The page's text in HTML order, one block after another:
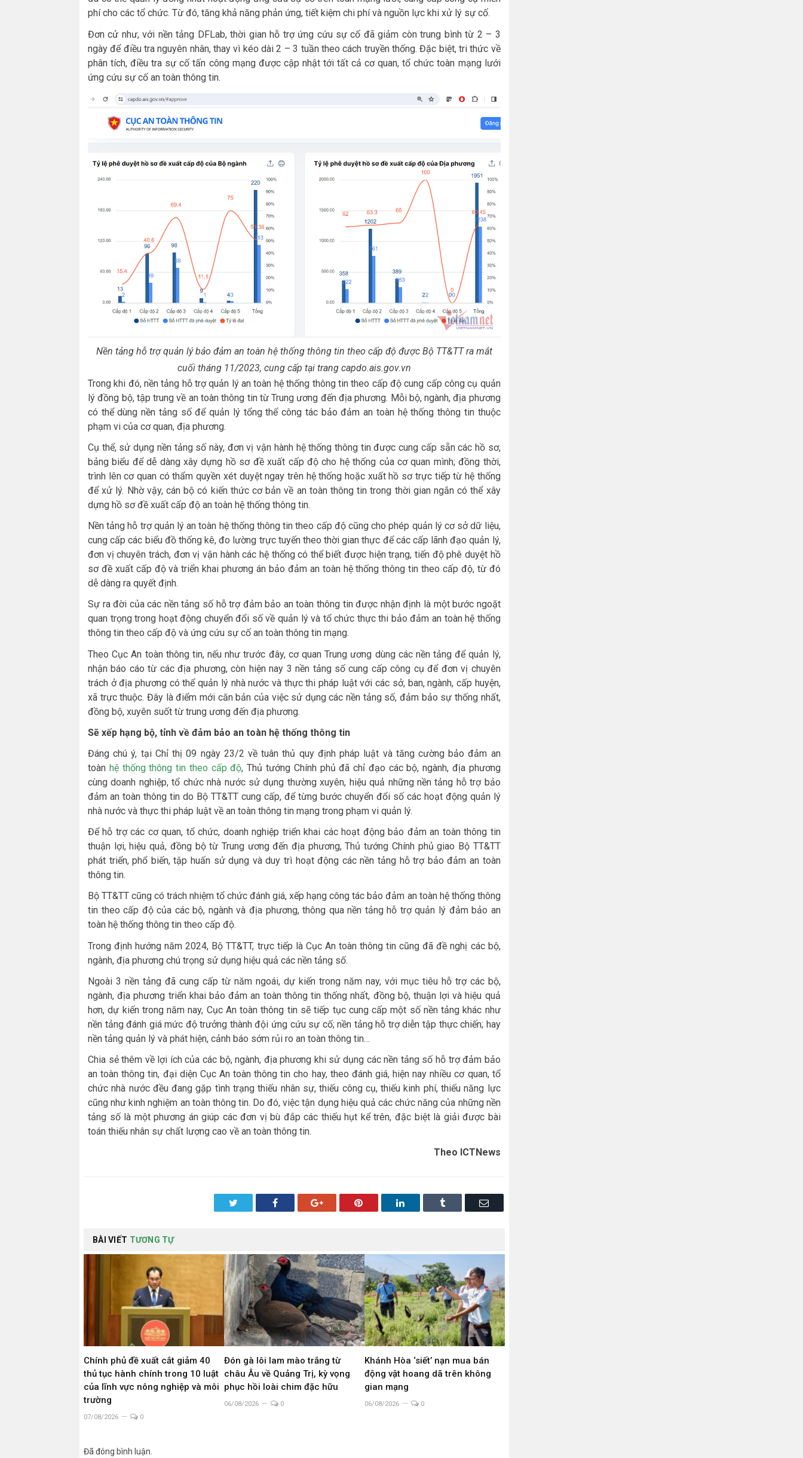
phí cho các tổ chức. Từ đó, tăng khả năng phản ứng, tiết kiệm chi phí và nguồn lực khi xử lý sự cố.
Đơn cử như, với nền tảng DFLab, thời gian hỗ trợ ứng cứu sự cố đã giảm còn trung bình từ 2 – 3
ngày để điều tra nguyên nhân, thay vì kéo dài 2 – 3 tuần theo cách truyền thống. Đặc biệt, tri thức về
phân tích, điều tra sự cố tấn công mạng được cập nhật tới tất cả cơ quan, tổ chức toàn mạng lưới
ứng cứu sự cố an toàn thông tin.
Nền tảng hỗ trợ quản lý bảo đảm an toàn hệ thống thông tin theo cấp độ được Bộ TT&TT ra mắt
cuối tháng 11/2023, cung cấp tại trang capdo.ais.gov.vn
Trong khi đó, nền tảng hỗ trợ quản lý an toàn hệ thống thông tin theo cấp độ cung cấp công cụ quản
lý đồng bộ, tập trung về an toàn thông tin từ Trung ương đến địa phương. Mỗi bộ, ngành, địa phương
có thể dùng nền tảng số để quản lý tổng thể công tác bảo đảm an toàn hệ thống thông tin thuộc
phạm vi của cơ quan, địa phương.
Cụ thể, sử dụng nền tảng số này, đơn vị vận hành hệ thống thông tin được cung cấp sẵn các hồ sơ,
bảng biểu để dễ dàng xây dựng hồ sơ đề xuất cấp độ cho hệ thống của cơ quan mình; đồng thời,
trình lên cơ quan có thẩm quyền xét duyệt ngay trên hệ thống hoặc xuất hồ sơ trực tiếp từ hệ thống
để xử lý. Nhờ vậy, cán bộ có kiến thức cơ bản về an toàn thông tin trong thời gian ngắn có thể xây
dựng hồ sơ đề xuất cấp độ an toàn hệ thống thông tin.
Nền tảng hỗ trợ quản lý an toàn hệ thống thông tin theo cấp độ cũng cho phép quản lý cơ sở dữ liệu,
cung cấp các biểu đồ thống kê, đo lường trực tuyến theo thời gian thực để các cấp lãnh đạo quản lý,
đơn vị chuyên trách, đơn vị vận hành các hệ thống có thể biết được hiện trạng, tiến độ phê duyệt hồ
sơ đề xuất cấp độ và triển khai phương án bảo đảm an toàn hệ thống thông tin theo cấp độ, từ đó
dễ dàng ra quyết định.
Sự ra đời của các nền tảng số hỗ trợ đảm bảo an toàn thông tin được nhận định là một bước ngoặt
quan trọng trong hoạt động chuyển đổi số về quản lý và tổ chức thực thi bảo đảm an toàn hệ thống
thông tin theo cấp độ và ứng cứu sự cố an toàn thông tin mạng.
Theo Cục An toàn thông tin, nếu như trước đây, cơ quan Trung ương dùng các nền tảng để quản lý,
nhận báo cáo từ các địa phương, còn hiện nay 3 nền tảng số cung cấp công cụ để đơn vị chuyên
trách ở địa phương có thể quản lý nhà nước và thực thi pháp luật với các sở, ban, ngành, cấp huyện,
xã trực thuộc. Đây là điểm mới căn bản của việc sử dụng các nền tảng số, đảm bảo sự thống nhất,
đồng bộ, xuyên suốt từ trung ương đến địa phương.
Sẽ xếp hạng bộ, tỉnh về đảm bảo an toàn hệ thống thông tin
Đáng chú ý, tại Chỉ thị 09 ngày 23/2 về tuân thủ quy định pháp luật và tăng cường bảo đảm an
toàn hệ thống thông tin theo cấp độ, Thủ tướng Chính phủ đã chỉ đạo các bộ, ngành, địa phương
cùng doanh nghiệp, tổ chức nhà nước sử dụng thường xuyên, hiệu quả những nền tảng hỗ trợ bảo
đảm an toàn thông tin do Bộ TT&TT cung cấp, để từng bước chuyển đổi số các hoạt động quản lý
nhà nước và thực thi pháp luật về an toàn thông tin mạng trong phạm vi quản lý.
Để hỗ trợ các cơ quan, tổ chức, doanh nghiệp triển khai các hoạt động bảo đảm an toàn thông tin
thuận lợi, hiệu quả, đồng bộ từ Trung ương đến địa phương, Thủ tướng Chính phủ giao Bộ TT&TT
phát triển, phổ biến, tập huấn sử dụng và duy trì hoạt động các nền tảng hỗ trợ bảo đảm an toàn
thông tin.
Bộ TT&TT cũng có trách nhiệm tổ chức đánh giá, xếp hạng công tác bảo đảm an toàn hệ thống thông
tin theo cấp độ của các bộ, ngành và địa phương, thông qua nền tảng hỗ trợ quản lý đảm bảo an
toàn hệ thống thông tin theo cấp độ.
Trong định hướng năm 2024, Bộ TT&TT, trực tiếp là Cục An toàn thông tin cũng đã đề nghị các bộ,
ngành, địa phương chú trọng sử dụng hiệu quả các nền tảng số.
Ngoài 3 nền tảng đã cung cấp từ năm ngoái, dự kiến trong năm nay, với mục tiêu hỗ trợ các bộ,
ngành, địa phương triển khai bảo đảm an toàn thông tin thống nhất, đồng bộ, thuận lợi và hiệu quả
hơn, dự kiến trong năm nay, Cục An toàn thông tin sẽ tiếp tục cung cấp một số nền tảng khác như
nền tảng đánh giá mức độ trưởng thành đội ứng cứu sự cố; nền tảng hỗ trợ diễn tập thực chiến; hay
nền tảng quản lý và phát hiện, cảnh báo sớm rủi ro an toàn thông tin…
Chia sẻ thêm về lợi ích của các bộ, ngành, địa phương khi sử dụng các nền tảng số hỗ trợ đảm bảo
an toàn thông tin, đại diện Cục An toàn thông tin cho hay, theo đánh giá, hiện nay nhiều cơ quan, tổ
chức nhà nước đều đang gặp tình trạng thiếu nhân sự, thiếu công cụ, thiếu kinh phí, thiếu năng lực
cũng như kinh nghiệm an toàn thông tin. Do đó, việc tận dụng hiệu quả các chức năng của những nền
tảng số là một phương án giúp các đơn vị bù đắp các thiếu hụt kể trên, đặc biệt là giải được bài
toán thiếu nhân sự chất lượng cao về an toàn thông tin.
Theo ICTNews
Twitter Facebook Google+ Pinterest LinkedIn Tumblr Email
BÀI VIẾT TƯƠNG TỰ
Chính phủ đề xuất cắt giảm 40
thủ tục hành chính trong 10 luật
của lĩnh vực nông nghiệp và môi
trường
07/08/2026 0
Đón gà lôi lam mào trắng từ
châu Âu về Quảng Trị, kỳ vọng
phục hồi loài chim đặc hữu
06/08/2026 0
Khánh Hòa ‘siết’ nạn mua bán
động vật hoang dã trên không
gian mạng
06/08/2026 0
Đã đóng bình luận.